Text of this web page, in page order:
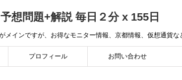
想問題+解説 毎日２分 x 155日
メインですが、お得なモニター情報、京都情報、仮想通貨
プロフィール お問い合わせ